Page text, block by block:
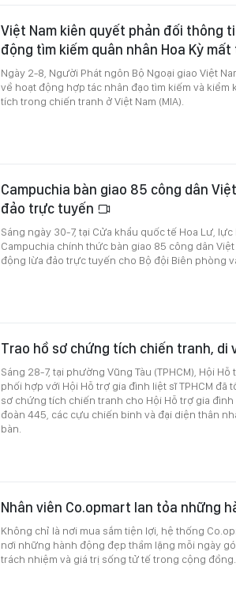
Việt Nam kiên quyết phản đối thông
động tìm kiếm quân nhân Hoa Kỳ mất
Ngày 2-8, Người Phát ngôn Bộ Ngoại giao Việt
về hoạt động hợp tác nhân đạo tìm kiếm và kiểm
tích trong chiến tranh ở Việt Nam (MIA).
Campuchia bàn giao 85 công dân
đảo trực tuyến
Sáng ngày 30-7, tại Cửa khẩu quốc tế Hoa Lư,
Campuchia chính thức bàn giao 85 công dân
động lừa đảo trực tuyến cho Bộ đội Biên phòng
Trao hồ sơ chứng tích chiến tranh, di
Sáng 28-7, tại phường Vũng Tàu (TPHCM), Hội
phối hợp với Hội Hỗ trợ gia đình liệt sĩ TPHCM
sơ chứng tích chiến tranh cho Hội Hỗ trợ gia đình
đoàn 445, các cựu chiến binh và đại diện thân
bàn.
Nhân viên Co.opmart lan tỏa những
Không chỉ là nơi mua sắm tiện lợi, hệ thống
nơi những hành động đẹp thầm lặng mỗi ngày
trách nhiệm và giá trị sống tử tế trong cộng đồng.